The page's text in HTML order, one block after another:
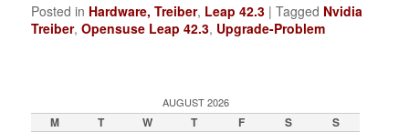
Posted in Hardware, Treiber, Leap 42.3 |Tagged Nvidia
Treiber,Opensuse Leap 42.3, Upgrade-Problem
AUGUST 2026
M T W T F S S